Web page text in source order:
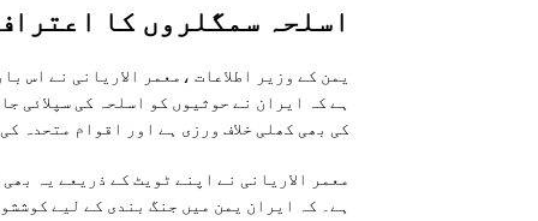
اسلحہ سمگلروں کا
یمن کے وزیر اطلاعات ،معمر الاریانی نے اس
ہے کہ ایران نے حوثیوں کو اسلحہ کی سپلائی
کی بھی کھلی خلاف ورزی ہے اور اقوام متحدہ
معمر الاریانی نے اپنے ٹویٹ کے ذریعے یہ
ہے۔ کہ ایران یمن میں جنگ بندی کے لیے